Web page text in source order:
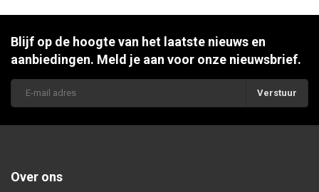
Blijf op de hoogte van het laatste nieuws en
aanbiedingen. Meld je aan voor onze nieuwsbrief.
Verstuur
Over ons